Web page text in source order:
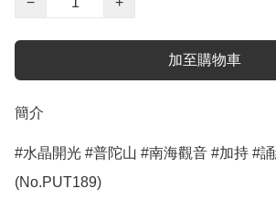
加至購物車
簡介
#水晶開光 #普陀山 #南海觀音 #加持 #
(No.PUT189)